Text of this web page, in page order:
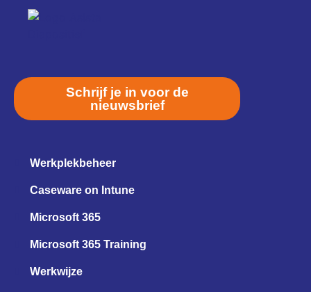
Schrijf je in voor de
nieuwsbrief
Werkplekbeheer
Caseware on Intune
Microsoft 365
Microsoft 365 Training
Werkwijze